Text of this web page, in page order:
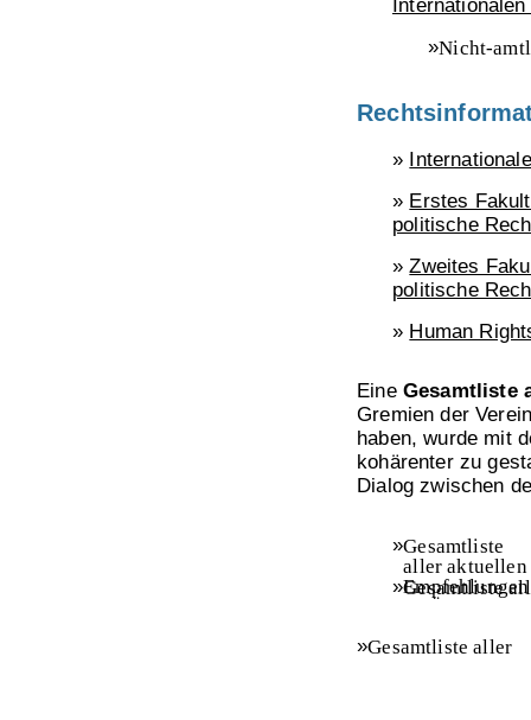
»Nicht-
42 KB)
»
» Erstes
politische
»Zweites
politische
» Human
Eine Gesamtliste
Gremien der
haben, wurde mit
kohärenter zu
Dialog zwischen
»Gesamtliste
aller aktuellen
Empfehlungen
an Österreich,
2017(PDF,
»Gesamtliste
barrierefrei
»Gesamtliste aller